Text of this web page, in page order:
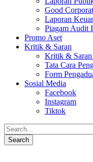
Good
Laporan
Piagam Audit
Promo Aset
Kritik & Saran
Kritik & Saran
Tata Cara
Form
Sosial Media
Facebook
Instagram
Tiktok